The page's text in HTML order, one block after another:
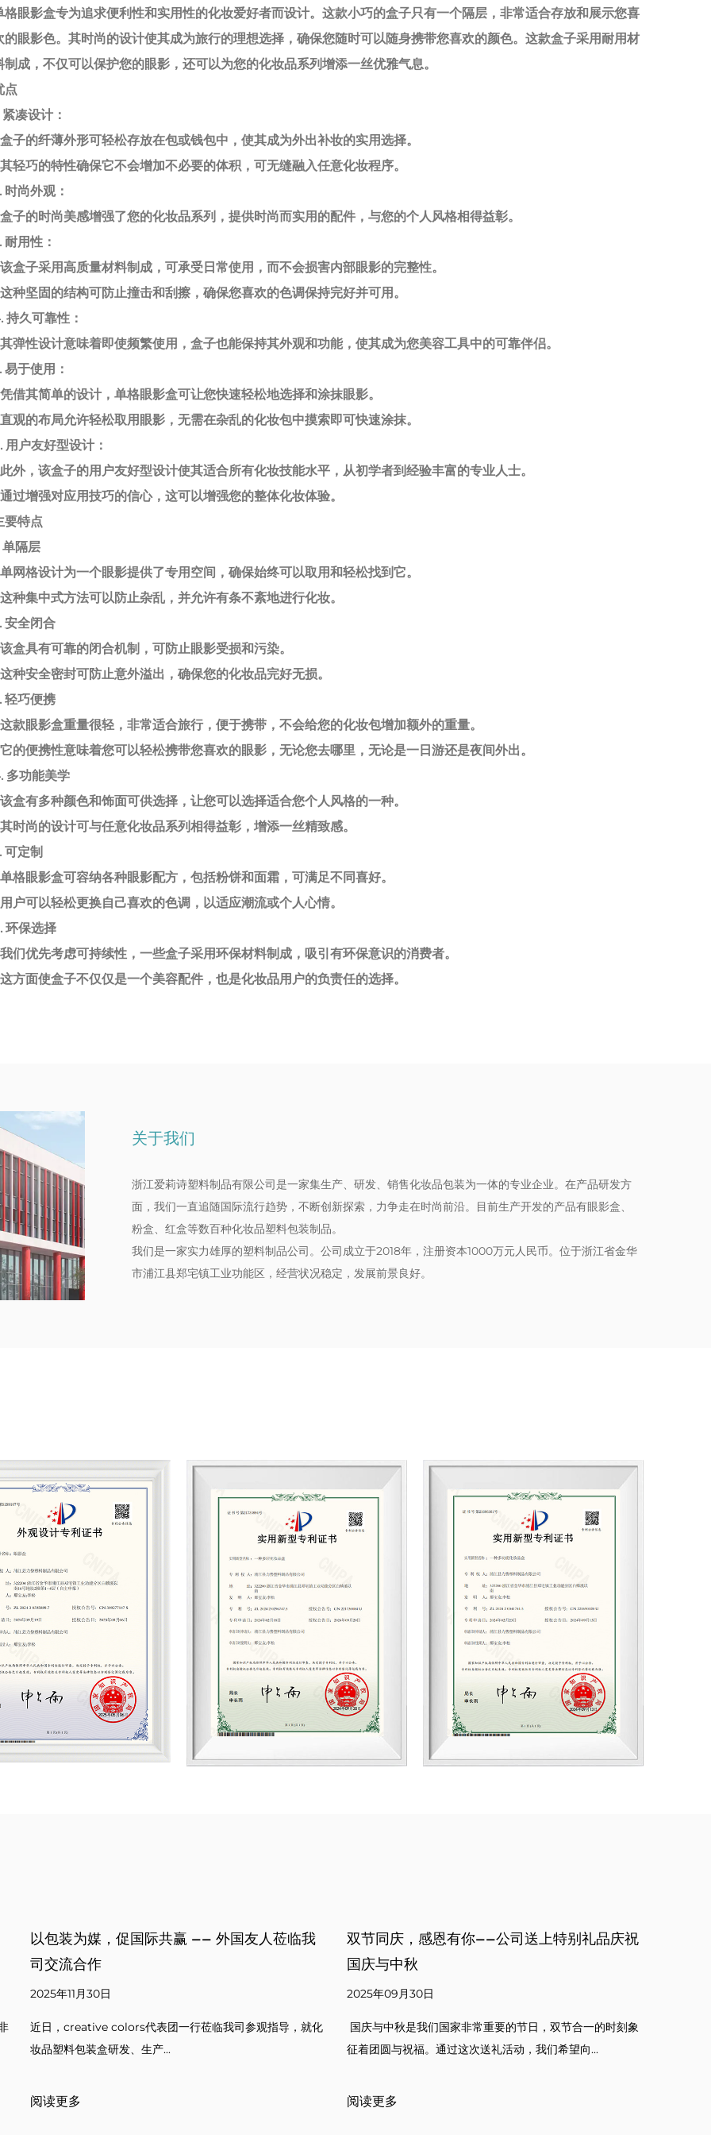
格眼影盒专为追求便利性和实用性的化妆爱好者而设计。这款小巧的盒子只有一个隔层，非常适合存放和展示您喜
的眼影色。其时尚的设计使其成为旅行的理想选择，确保您随时可以随身携带您喜欢的颜色。这款盒子采用耐用材
制成，不仅可以保护您的眼影，还可以为您的化妆品系列增添一丝优雅气息。
点
紧凑设计：
子的纤薄外形可轻松存放在包或钱包中，使其成为外出补妆的实用选择。
轻巧的特性确保它不会增加不必要的体积，可无缝融入任意化妆程序。
时尚外观：
子的时尚美感增强了您的化妆品系列，提供时尚而实用的配件，与您的个人风格相得益彰。
耐用性：
盒子采用高质量材料制成，可承受日常使用，而不会损害内部眼影的完整性。
种坚固的结构可防止撞击和刮擦，确保您喜欢的色调保持完好并可用。
持久可靠性：
弹性设计意味着即使频繁使用，盒子也能保持其外观和功能，使其成为您美容工具中的可靠伴侣。
易于使用：
借其简单的设计，单格眼影盒可让您快速轻松地选择和涂抹眼影。
观的布局允许轻松取用眼影，无需在杂乱的化妆包中摸索即可快速涂抹。
用户友好型设计：
外，该盒子的用户友好型设计使其适合所有化妆技能水平，从初学者到经验丰富的专业人士。
过增强对应用技巧的信心，这可以增强您的整体化妆体验。
要特点
单隔层
网格设计为一个眼影提供了专用空间，确保始终可以取用和轻松找到它。
种集中式方法可以防止杂乱，并允许有条不紊地进行化妆。
安全闭合
盒具有可靠的闭合机制，可防止眼影受损和污染。
种安全密封可防止意外溢出，确保您的化妆品完好无损。
轻巧便携
款眼影盒重量很轻，非常适合旅行，便于携带，不会给您的化妆包增加额外的重量。
的便携性意味着您可以轻松携带您喜欢的眼影，无论您去哪里，无论是一日游还是夜间外出。
多功能美学
盒有多种颜色和饰面可供选择，让您可以选择适合您个人风格的一种。
时尚的设计可与任意化妆品系列相得益彰，增添一丝精致感。
可定制
格眼影盒可容纳各种眼影配方，包括粉饼和面霜，可满足不同喜好。
户可以轻松更换自己喜欢的色调，以适应潮流或个人心情。
环保选择
们优先考虑可持续性，一些盒子采用环保材料制成，吸引有环保意识的消费者。
方面使盒子不仅仅是一个美容配件，也是化妆品用户的负责任的选择。
关于我们
浙江爱莉诗塑料制品有限公司是一家集生产、研发、销售化妆品包装为一体的专业企业。在产品研发方
面，我们一直追随国际流行趋势，不断创新探索，力争走在时尚前沿。目前生产开发的产品有眼影盒、
粉盒、红盒等数百种化妆品塑料包装制品。
‌我们是一家实力雄厚的塑料制品公司。公司成立于2018年，注册资本1000万元人民币。位于浙江省金华
市浦江县郑宅镇工业功能区，经营状况稳定，发展前景良好。
就化
双节同庆，感恩有你——公司送上特别礼品庆祝
国庆与中秋
2025年09月30日
国庆与中秋是我们国家非常重要的节日，双节合一的时刻象
征着团圆与祝福。通过这次送礼活动，我们希望向...
阅读更多
早会召开，凝聚共识共启新程
2025年08月15日
9点，我司早会准时召开，总经理与各部门负责人齐聚一堂。
会上，总经理复盘昨日工作，既肯定...